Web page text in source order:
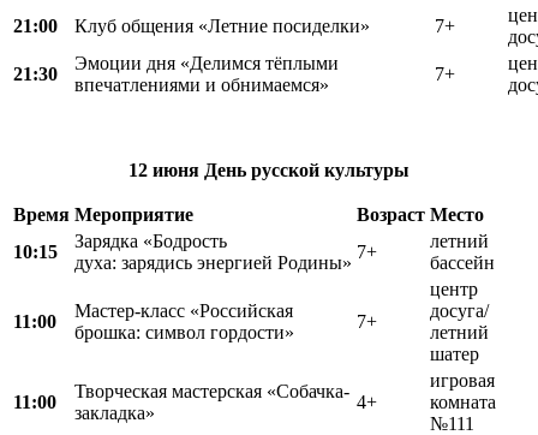
21:00
Клуб общения «Летние посиделки» 7+
21:30
Эмоции дня «Делимся тёплыми
впечатлениями и обнимаемся»
7+
12 июня День русской культуры
Время Мероприятие Возраст Место
10:15
Зарядка «Бодрость
духа: зарядись энергией Родины»
7+
летний
бассейн
11:00
Мастер‑класс «Российская
брошка: символ гордости»
7+
центр
досуга/
летний
шатер
11:00
Творческая мастерская «Собачка-
закладка»
4+
игровая
комната
№111